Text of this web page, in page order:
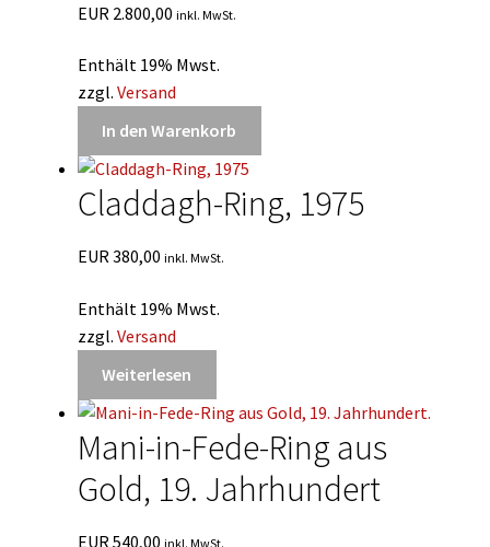
EUR 2.800,00 inkl. MwSt.
Enthält 19% Mwst.
zzgl. Versand
In den Warenkorb
Claddagh-Ring, 1975
EUR380,00 inkl. MwSt.
Enthält 19% Mwst.
zzgl. Versand
Weiterlesen
Mani-in-Fede-Ring aus
Gold, 19. Jahrhundert
EUR 540,00 inkl. MwSt.